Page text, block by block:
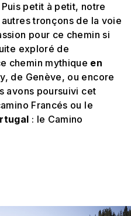
petit à petit, notre
tronçons de la voie
pour ce chemin si
exploré de
chemin mythique en
de Genève, ou encore
avons poursuivi cet
Francés ou le
: le Camino